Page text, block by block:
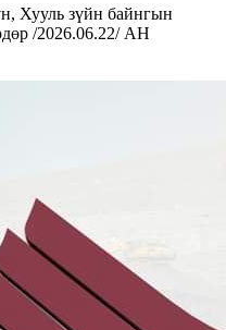
Хууль зүйн байнгын
/2026.06.22/ АН